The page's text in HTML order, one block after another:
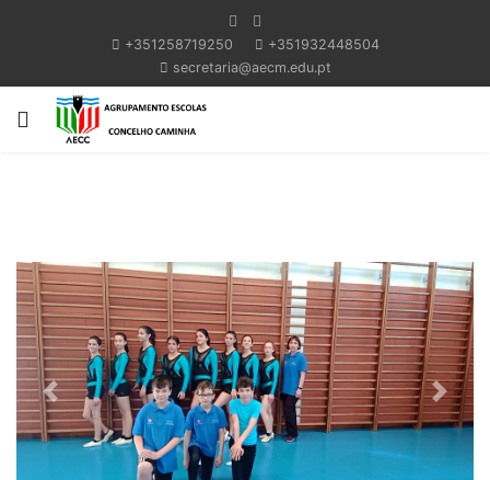
+351258719250
+351932448504
secretaria@aecm.edu.pt
Previous Next